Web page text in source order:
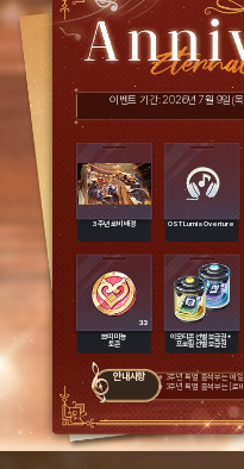
이벤트 기간: 2026년 7월 9일(
3주년 로비 배경 OST Lumia Overture
쁘띠 미뇽
토큰
이모티콘 선별 보급권 +
프로필 선별 보급권
안내사항
※ 3주년 특별 출석부는 매
※ 3주년 특별 출석부는 [로